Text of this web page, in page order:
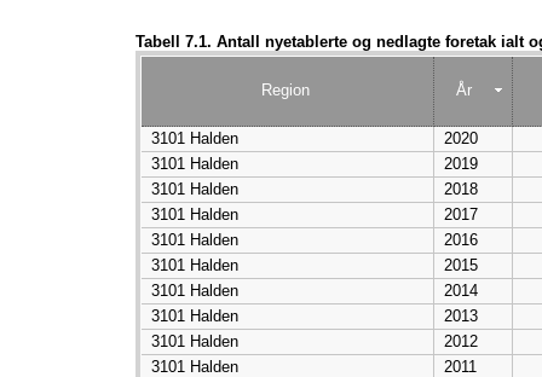
Tabell 7.1. Antall nyetablerte og nedlagte foretak ialt
Region År
3101 Halden
2020
3101 Halden
2019
3101 Halden
2018
3101 Halden
2017
3101 Halden
2016
3101 Halden
2015
3101 Halden
2014
3101 Halden
2013
3101 Halden
2012
3101 Halden
2011